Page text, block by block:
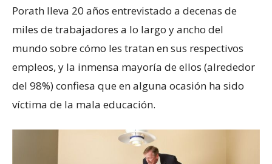
Porath lleva 20 años entrevistado a decenas de
miles de trabajadores a lo largo y ancho del
mundo sobre cómo les tratan en sus respectivos
empleos, y la inmensa mayoría de ellos (alrededor
del 98%) confiesa que en alguna ocasión ha sido
víctima de la mala educación.